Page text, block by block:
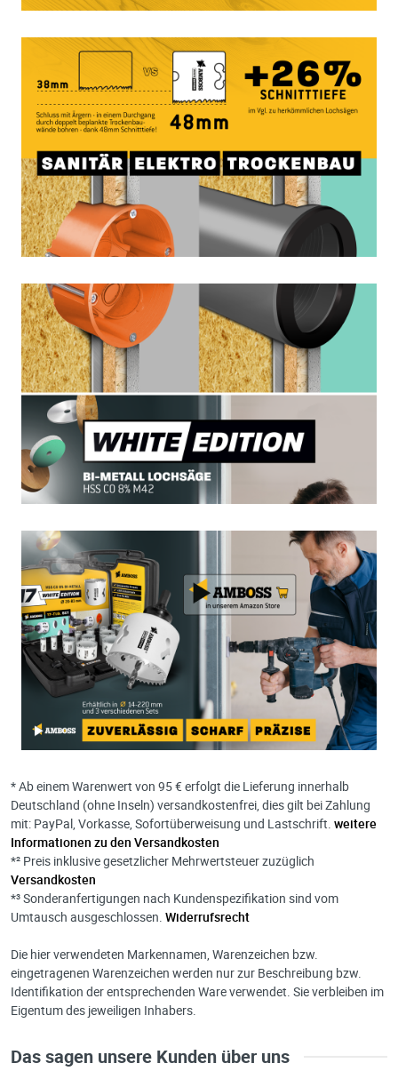
* Ab einem Warenwert von 95 € erfolgt die Lieferung innerhalb
Deutschland (ohne Inseln) versandkostenfrei, dies gilt bei Zahlung
mit: PayPal, Vorkasse, Sofortüberweisung und Lastschrift. weitere
Informationen zu den Versandkosten
*² Preis inklusive gesetzlicher Mehrwertsteuer zuzüglich
Versandkosten
*³ Sonderanfertigungen nach Kundenspezifikation sind vom
Umtausch ausgeschlossen. Widerrufsrecht
Die hier verwendeten Markennamen, Warenzeichen bzw.
eingetragenen Warenzeichen werden nur zur Beschreibung bzw.
Identifikation der entsprechenden Ware verwendet. Sie verbleiben im
Eigentum des jeweiligen Inhabers.
Das sagen unsere Kunden über uns